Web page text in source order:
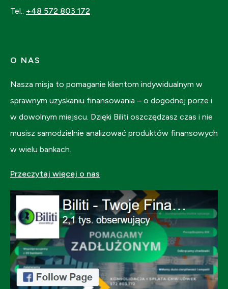
Tel.: +48 572 803 172
O NAS
Nasza misja to pomaganie klientom indywidualnym w
sprawnym uzyskaniu finansowania – o dogodnej porze i
w dowolnym miejscu. Dzięki Biliti oszczędzasz czas i nie
musisz samodzielnie analizować produktów finansowych
w wielu bankach.
Przeczytaj więcej o nas